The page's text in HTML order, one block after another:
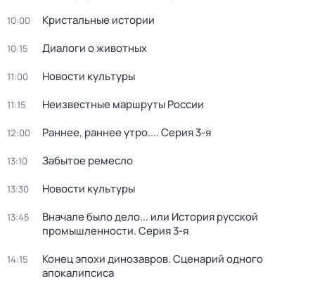
10:00 Кристальные истории
10:15 Диалоги о животных
11:00 Новости культуры
11:15 Неизвестные маршруты России
12:00 Раннее, раннее утро.... Серия 3-я
13:10 Забытое ремесло
13:30 Новости культуры
13:45
Вначале было дело... или История русской
промышленности. Серия 3-я
14:15
Конец эпохи динозавров. Сценарий одного
апокалипсиса